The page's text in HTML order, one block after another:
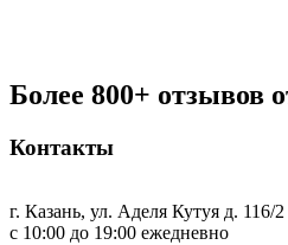
Более 800+ отзывов
Контакты
г. Казань, ул. Аделя Кутуя д. 116/2
с 10:00 до 19:00 ежедневно